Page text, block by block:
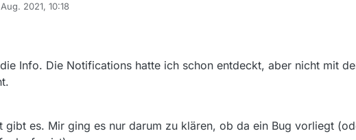
2021, 10:18
Info. Die Notifications hatte ich schon entdeckt, aber nicht mit
gibt es. Mir ging es nur darum zu klären, ob da ein Bug vorliegt